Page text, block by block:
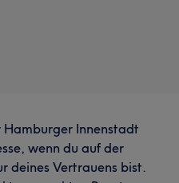
Hamburger Innenstadt
wenn du auf der
deines Vertrauens bist.